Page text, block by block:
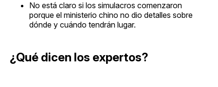
No está claro si los simulacros comenzaron
porque el ministerio chino no dio detalles sobre
dónde y cuándo tendrán lugar.
¿Qué dicen los expertos?